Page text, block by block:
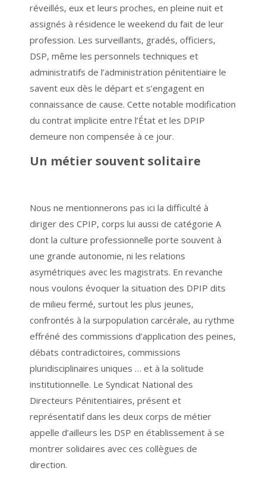
réveillés, eux et leurs proches, en pleine nuit et
assignés à résidence le weekend du fait de leur
profession. Les surveillants, gradés, officiers,
DSP, même les personnels techniques et
administratifs de l’administration pénitentiaire le
savent eux dès le départ et s’engagent en
connaissance de cause. Cette notable modification
du contrat implicite entre l’État et les DPIP
demeure non compensée à ce jour.
Un métier souvent solitaire
Nous ne mentionnerons pas ici la difficulté à
diriger des CPIP, corps lui aussi de catégorie A
dont la culture professionnelle porte souvent à
une grande autonomie, ni les relations
asymétriques avec les magistrats. En revanche
nous voulons évoquer la situation des DPIP dits
de milieu fermé, surtout les plus jeunes,
confrontés à la surpopulation carcérale, au rythme
effréné des commissions d’application des peines,
débats contradictoires, commissions
pluridisciplinaires uniques … et à la solitude
institutionnelle. Le Syndicat National des
Directeurs Pénitentiaires, présent et
représentatif dans les deux corps de métier
appelle d’ailleurs les DSP en établissement à se
montrer solidaires avec ces collègues de
direction.